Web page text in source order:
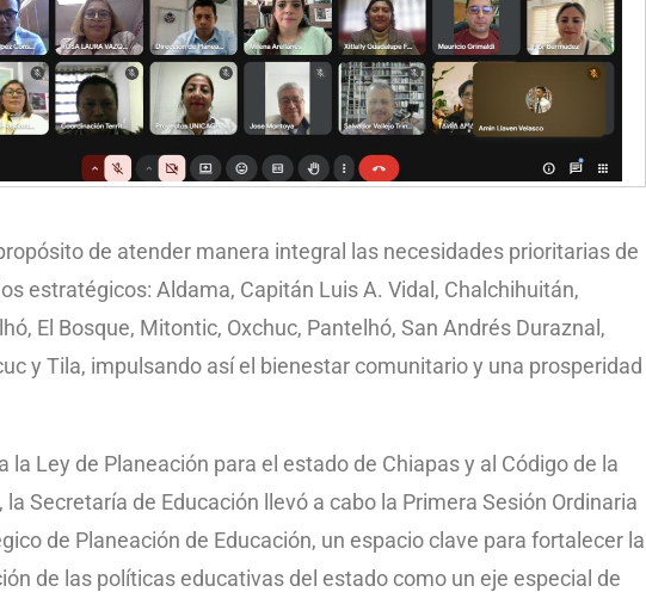
de atender manera integral las necesidades prioritarias de
estratégicos: Aldama, Capitán Luis A. Vidal, Chalchihuitán,
El Bosque, Mitontic, Oxchuc, Pantelhó, San Andrés Duraznal,
y Tila, impulsando así el bienestar comunitario y una prosperidad
la Ley de Planeación para el estado de Chiapas y al Código de la
la Secretaría de Educación llevó a cabo la Primera Sesión Ordinaria
de Planeación de Educación, un espacio clave para fortalecer la
de las políticas educativas del estado como un eje especial de